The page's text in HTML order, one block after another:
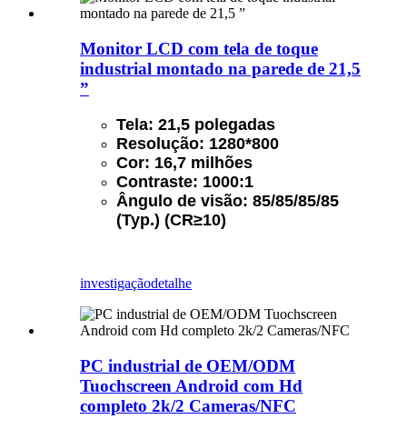
Monitor LCD com tela de toque
industrial montado na parede de 21,5
”
Tela: 21,5 polegadas
Resolução: 1280*800
Cor: 16,7 milhões
Contraste: 1000:1
Ângulo de visão: 85/85/85/85
(Typ.) (CR≥10)
investigaçãodetalhe
PC industrial de OEM/ODM
Tuochscreen Android com Hd
completo 2k/2 Cameras/NFC